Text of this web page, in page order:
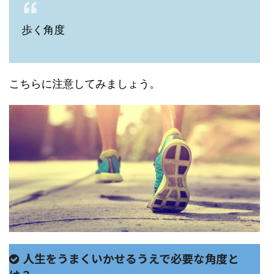
歩く角度
こちらに注意してみましょう。
人生をうまくいかせるうえで必要な角度と